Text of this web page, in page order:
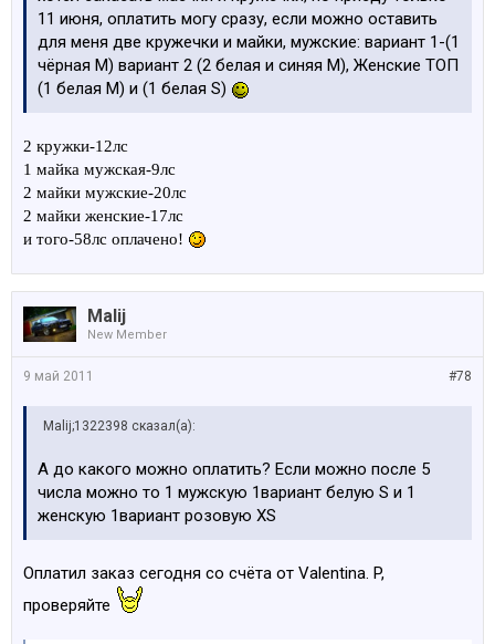
11 июня, оплатить могу сразу, если можно оставить
для меня две кружечки и майки, мужские: вариант 1-(1
чёрная М) вариант 2 (2 белая и синяя М), Женские ТОП
(1 белая М) и (1 белая S)
2 кружки-12лс
1 майка мужская-9лс
2 майки мужские-20лс
2 майки женские-17лс
и того-58лс оплачено!
Malij
New Member
#78
9 май 2011
Malij;1322398 сказал(а):
А до какого можно оплатить? Если можно после 5
числа можно то 1 мужскую 1вариант белую S и 1
женскую 1вариант розовую XS
Оплатил заказ сегодня со счёта от Valentina. P,
проверяйте